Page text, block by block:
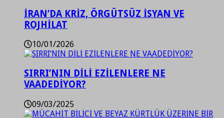
İRAN’DA KRİZ, ÖRGÜTSÜZ İSYAN VE
ROJHİLAT
10/01/2026
SIRRI’NIN DİLİ EZİLENLERE NE
VAADEDİYOR?
09/03/2025